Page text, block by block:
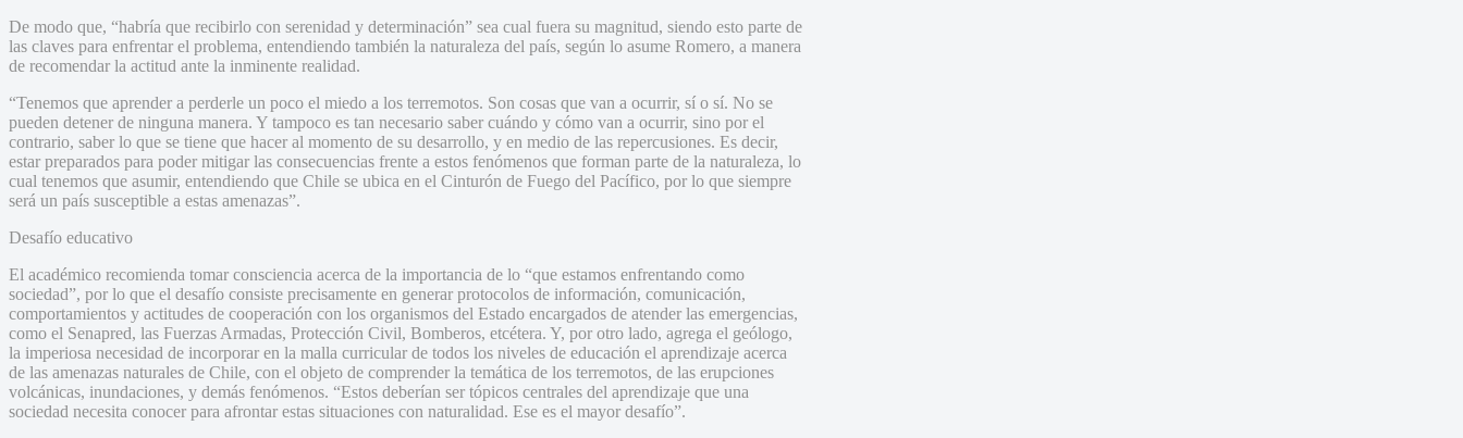
De modo que, “habría que recibirlo con serenidad y determinación” sea cual fuera su magnitud, siendo esto parte de
las claves para enfrentar el problema, entendiendo también la naturaleza del país, según lo asume Romero, a manera
de recomendar la actitud ante la inminente realidad.
“Tenemos que aprender a perderle un poco el miedo a los terremotos. Son cosas que van a ocurrir, sí o sí. No se
pueden detener de ninguna manera. Y tampoco es tan necesario saber cuándo y cómo van a ocurrir, sino por el
contrario, saber lo que se tiene que hacer al momento de su desarrollo, y en medio de las repercusiones. Es decir,
estar preparados para poder mitigar las consecuencias frente a estos fenómenos que forman parte de la naturaleza, lo
cual tenemos que asumir, entendiendo que Chile se ubica en el Cinturón de Fuego del Pacífico, por lo que siempre
será un país susceptible a estas amenazas”.
Desafío educativo
El académico recomienda tomar consciencia acerca de la importancia de lo “que estamos enfrentando como
sociedad”, por lo que el desafío consiste precisamente en generar protocolos de información, comunicación,
comportamientos y actitudes de cooperación con los organismos del Estado encargados de atender las emergencias,
como el Senapred, las Fuerzas Armadas, Protección Civil, Bomberos, etcétera. Y, por otro lado, agrega el geólogo,
la imperiosa necesidad de incorporar en la malla curricular de todos los niveles de educación el aprendizaje acerca
de las amenazas naturales de Chile, con el objeto de comprender la temática de los terremotos, de las erupciones
volcánicas, inundaciones, y demás fenómenos. “Estos deberían ser tópicos centrales del aprendizaje que una
sociedad necesita conocer para afrontar estas situaciones con naturalidad. Ese es el mayor desafío”.